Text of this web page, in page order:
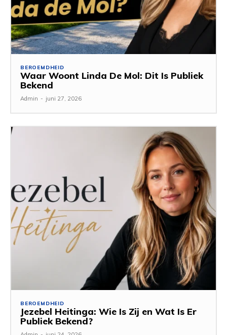
BEROEMDHEID
Waar Woont Linda De Mol: Dit Is Publiek
Bekend
Admin - juni 27, 2026
BEROEMDHEID
Jezebel Heitinga: Wie Is Zij en Wat Is Er
Publiek Bekend?